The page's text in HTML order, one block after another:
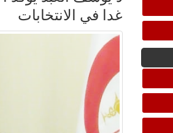
غدا في الانتخابات